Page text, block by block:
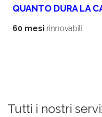
QUANTO DURA LA
60 mesi rinnovabili
Tutti i nostri